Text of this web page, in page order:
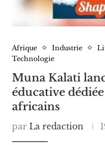
Afrique Industrie
Technologie
Muna Kalati
éducative
africains
par La redaction